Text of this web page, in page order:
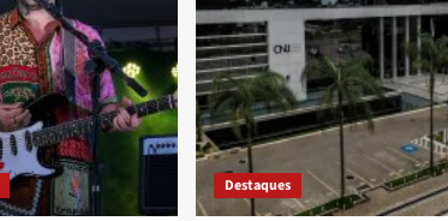
Destaques